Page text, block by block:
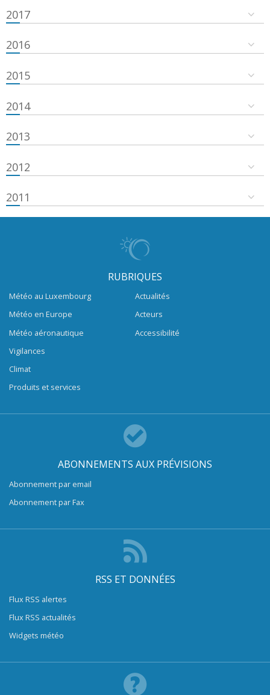
2017
2016
2015
2014
2013
2012
2011
RUBRIQUES
Météo au Luxembourg
Météo en Europe
Météo aéronautique
Vigilances
Climat
Produits et services
Actualités
Acteurs
Accessibilité
ABONNEMENTS AUX PRÉVISIONS
Abonnement par email
Abonnement par Fax
RSS ET DONNÉES
Flux RSS alertes
Flux RSS actualités
Widgets météo